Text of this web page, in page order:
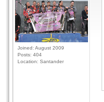
Joined: August 2009
Posts: 404
Location: Santander